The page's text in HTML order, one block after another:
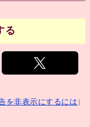
る
を非表示にするには ）